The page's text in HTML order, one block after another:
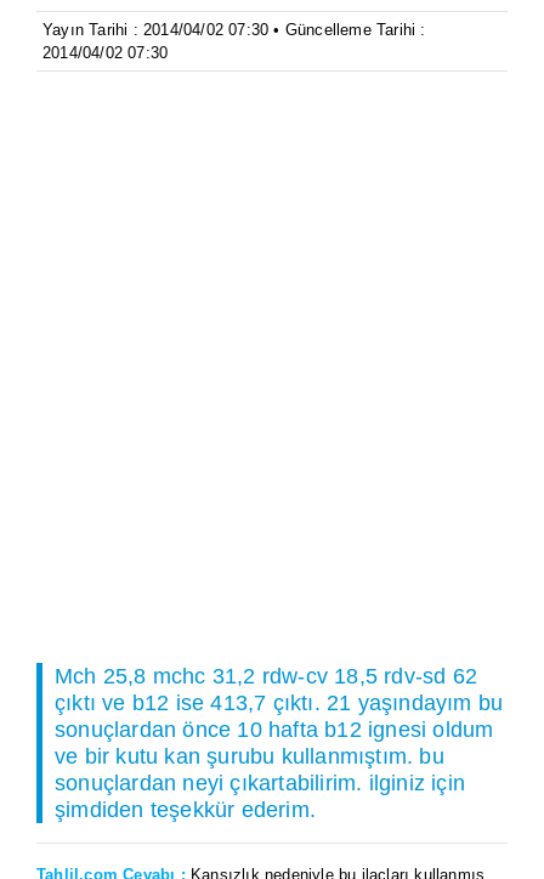
Yayın Tarihi : 2014/04/02 07:30 • Güncelleme Tarihi :
2014/04/02 07:30
Mch 25,8 mchc 31,2 rdw-cv 18,5 rdv-sd 62
çıktı ve b12 ise 413,7 çıktı. 21 yaşındayım bu
sonuçlardan önce 10 hafta b12 ignesi oldum
ve bir kutu kan şurubu kullanmıştım. bu
sonuçlardan neyi çıkartabilirim. ilginiz için
şimdiden teşekkür ederim.
Tahlil.com Cevabı : Kansızlık nedeniyle bu ilaçları kullanmış